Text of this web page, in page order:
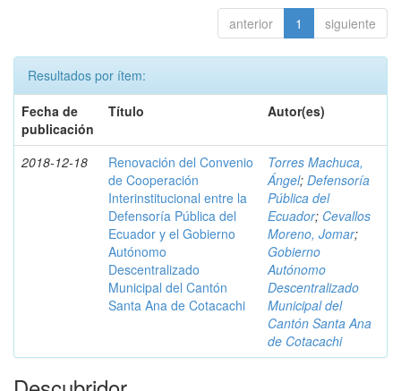
anterior 1 siguiente
Resultados por ítem:
Fecha de
publicación
Título Autor(es)
2018-12-18
Renovación del Convenio
de Cooperación
Interinstitucional entre la
Defensoría Pública del
Ecuador y el Gobierno
Autónomo
Descentralizado
Municipal del Cantón
Santa Ana de Cotacachi
Torres Machuca,
Ángel; Defensoría
Pública del
Ecuador; Cevallos
Moreno, Jomar;
Gobierno
Autónomo
Descentralizado
Municipal del
Cantón Santa Ana
de Cotacachi